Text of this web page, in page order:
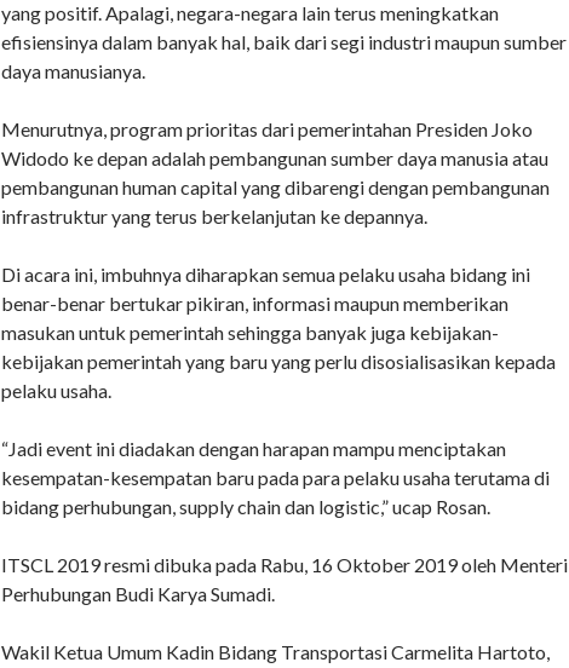
yang positif. Apalagi, negara-negara lain terus meningkatkan
efisiensinya dalam banyak hal, baik dari segi industri maupun sumber
daya manusianya.
Menurutnya, program prioritas dari pemerintahan Presiden Joko
Widodo ke depan adalah pembangunan sumber daya manusia atau
pembangunan human capital yang dibarengi dengan pembangunan
infrastruktur yang terus berkelanjutan ke depannya.
Di acara ini, imbuhnya diharapkan semua pelaku usaha bidang ini
benar-benar bertukar pikiran, informasi maupun memberikan
masukan untuk pemerintah sehingga banyak juga kebijakan-
kebijakan pemerintah yang baru yang perlu disosialisasikan kepada
pelaku usaha.
“Jadi event ini diadakan dengan harapan mampu menciptakan
kesempatan-kesempatan baru pada para pelaku usaha terutama di
bidang perhubungan, supply chain dan logistic,” ucap Rosan.
ITSCL 2019 resmi dibuka pada Rabu, 16 Oktober 2019 oleh Menteri
Perhubungan Budi Karya Sumadi.
Wakil Ketua Umum Kadin Bidang Transportasi Carmelita Hartoto,